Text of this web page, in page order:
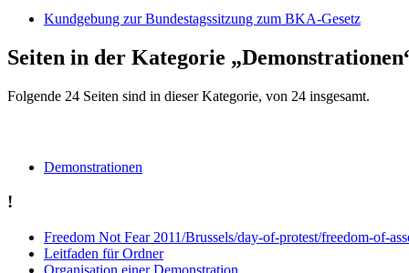
Kundgebung zur Bundestagssitzung zum BKA-Gesetz
Seiten in der Kategorie
Folgende 24 Seiten sind in dieser Kategorie, von 24 insgesamt.
Demonstrationen
!
Freedom Not Fear 2011/Brussels/day-of-protest/freedom-of-
Leitfaden für Ordner